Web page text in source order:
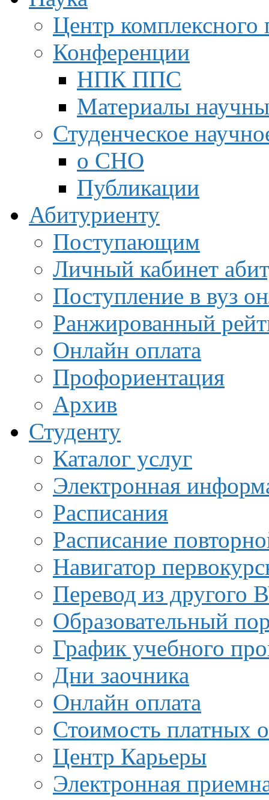
Центр
Конференции
НПК ППС
Материалы
Студенческое
о СНО
Публикации
Абитуриенту
Поступающим
Личный кабинет
Поступление в вуз
Ранжированный
Онлайн оплата
Профориентация
Архив
Студенту
Каталог услуг
Электронная
Расписания
Расписание
Навигатор
Перевод из другого
Образовательный
График учебного
Дни заочника
Онлайн оплата
Стоимость платных
Центр Карьеры
Электронная